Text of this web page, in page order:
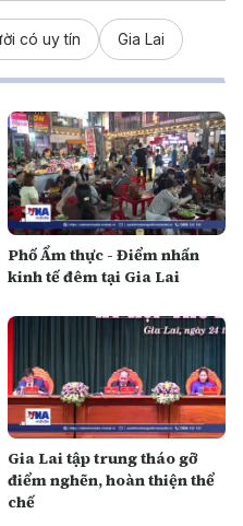
có uy tín Gia Lai
Phố Ẩm thực - Điểm nhấn
kinh tế đêm tại Gia Lai
Gia Lai tập trung tháo gỡ
điểm nghẽn, hoàn thiện thể
chế